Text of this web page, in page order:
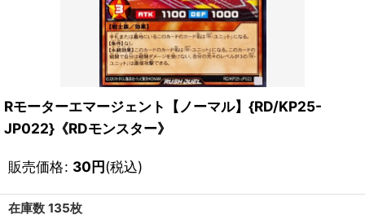
Rモーターエマージェント【ノーマル】{RD/KP25-
JP022}《RDモンスター》
販売価格: 30円(税込)
在庫数 135枚